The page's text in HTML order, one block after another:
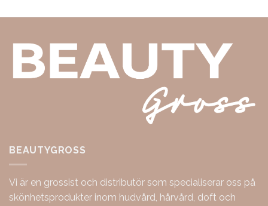
BEAUTYGROSS
Vi är en grossist och distributör som specialiserar oss på
skönhetsprodukter inom hudvård, hårvård, doft och